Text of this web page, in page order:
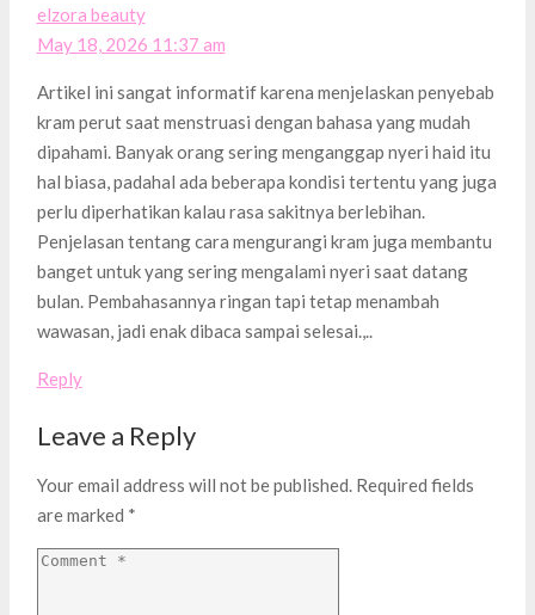
elzora beauty
May 18, 2026 11:37 am
Artikel ini sangat informatif karena menjelaskan penyebab
kram perut saat menstruasi dengan bahasa yang mudah
dipahami. Banyak orang sering menganggap nyeri haid itu
hal biasa, padahal ada beberapa kondisi tertentu yang juga
perlu diperhatikan kalau rasa sakitnya berlebihan.
Penjelasan tentang cara mengurangi kram juga membantu
banget untuk yang sering mengalami nyeri saat datang
bulan. Pembahasannya ringan tapi tetap menambah
wawasan, jadi enak dibaca sampai selesai.,..
Reply
Leave a Reply
Your email address will not be published. Required fields
are marked *